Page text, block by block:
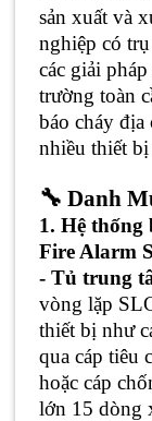
sản xuất và
nghiệp có
các giải
trường toàn
báo cháy
nhiều thiết
🔧 Danh
1. Hệ thống
Fire Alarm
- Tủ trung
vòng lặp
thiết bị như
qua cáp tiêu
hoặc cáp
lớn 15 dòng